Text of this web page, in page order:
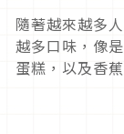
隨著越來越多
越多口味，像
蛋糕，以及香